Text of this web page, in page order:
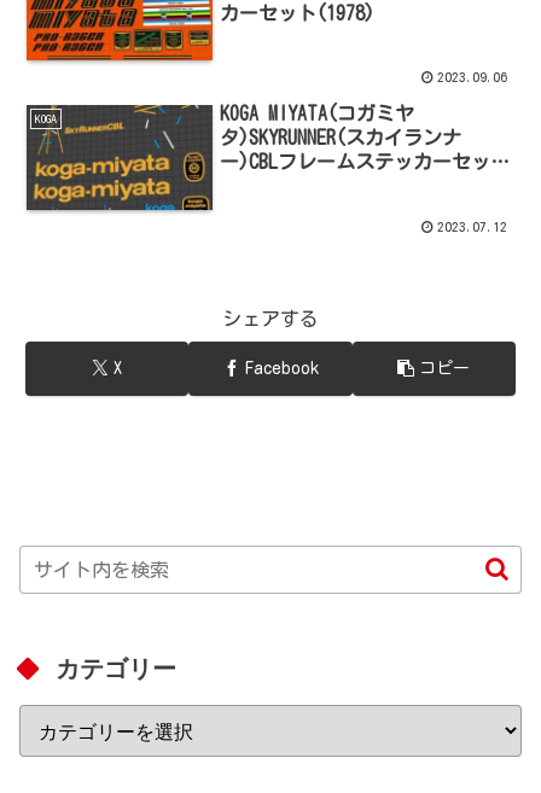
カーセット(1978)
2023.09.06
KOGA
KOGA MIYATA(コガミヤ
タ)SKYRUNNER(スカイランナ
ー)CBLフレームステッカーセット
2023.07.12
シェアする
X Facebook コピー
カテゴリー